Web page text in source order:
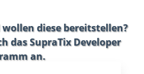
diese bereitstellen?
dasSupraTix Developer
an.